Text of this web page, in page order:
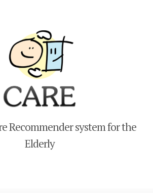
Recommender system for the
Elderly